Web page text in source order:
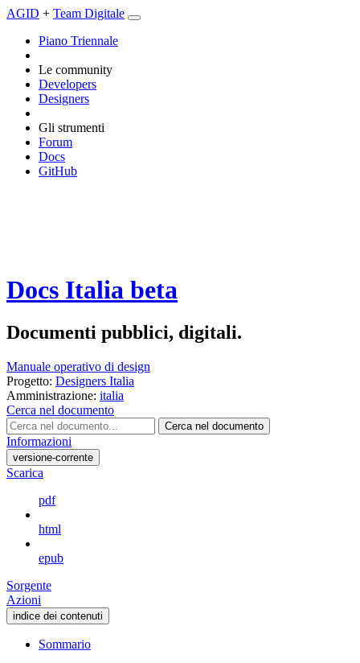
AGID + Team Digitale
Piano Triennale
Le community
Developers
Designers
Gli strumenti
Forum
Docs
GitHub
Docs Italia beta
Documenti pubblici, digitali.
Manuale operativo di design
Progetto: Designers Italia
Amministrazione: italia
Cerca nel documento
Cerca nel documento
Informazioni
versione-corrente
Scarica
pdf
html
epub
Sorgente
Azioni
indice dei contenuti
Sommario